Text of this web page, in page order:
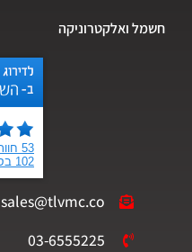
חשמל ואלקטרוניקה
sales@tlvmc.co
03-6555225